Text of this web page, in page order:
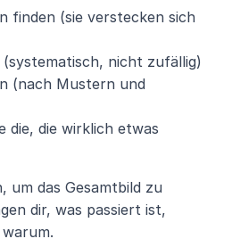
finden (sie verstecken sich
nicht zufällig)
(nach Mustern und
die, die wirklich etwas
um das Gesamtbild zu
dir, was passiert ist,